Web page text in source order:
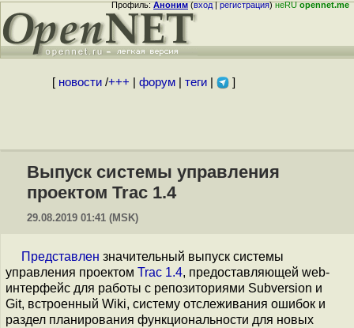
Профиль:Аноним(вход|регистрация)неRUopennet.me
[ новости/+++ форум| теги| ]
Выпуск системы управления
проектом Trac 1.4
29.08.2019 01:41 (MSK)
Представлен значительный выпуск системы
управления проектом Trac 1.4, предоставляющей web-
интерфейс для работы с репозиториями Subversion и ​
Git, встроенный Wiki, систему отслеживания ошибок и
раздел планирования функциональности для новых